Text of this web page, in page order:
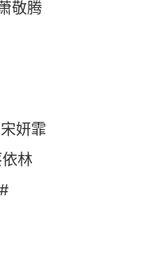
敬腾
妍霏
林